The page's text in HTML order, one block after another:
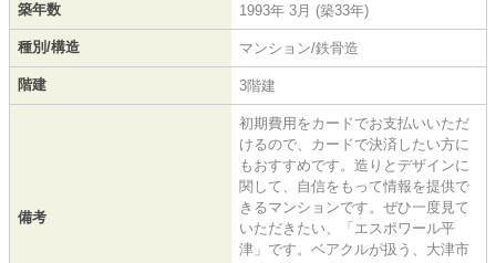
築年数 1993年 3月 (築33年)
種別/構造 マンション/鉄骨造
階建 3階建
備考
初期費用をカードでお支払いいただ
けるので、カードで決済したい方に
もおすすめです。造りとデザインに
関して、自信をもって情報を提供で
きるマンションです。ぜひ一度見て
いただきたい、「エスポワール平
津」です。ベアクルが扱う、大津市